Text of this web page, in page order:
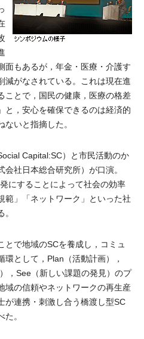
面もあるが，年金・医療・介護す
減がなされている。これは現在進
ことで，国民の健康，医療の格差
と，安心を確保できるのは経済的
いと指摘した。
Capital:SC）と市民活動のか
社日本総合研究所）が口演。
にすることによって社会の効率
範」「ネットワーク」といった社
で地域のSCを養成し，コミュ
として，Plan（活動計画），
，See（新しい課題の発見）のプ
域の信頼やネットワークの再生産
が連携・刺激し合う橋渡し型SC
。